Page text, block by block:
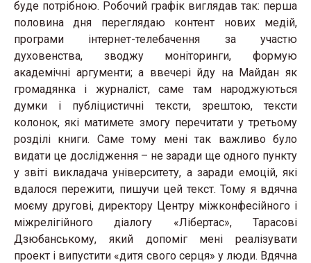
буде потрібною. Робочий графік виглядав так: перша
половина дня переглядаю контент нових медій,
програми інтернет-телебачення за участю
духовенства, зводжу моніторинги, формую
академічні аргументи; а ввечері йду на Майдан як
громадянка і журналіст, саме там народжуються
думки і публіцистичні тексти, зрештою, тексти
колонок, які матимете змогу перечитати у третьому
розділі книги. Саме тому мені так важливо було
видати це дослідження – не заради ще одного пункту
у звіті викладача університету, а заради емоцій, які
вдалося пережити, пишучи цей текст. Тому я вдячна
моєму другові, директору Центру міжконфесійного і
міжрелігійного діалогу «Лібертас», Тарасові
Дзюбанському, який допоміг мені реалізувати
проект і випустити «дитя свого серця» у люди. Вдячна